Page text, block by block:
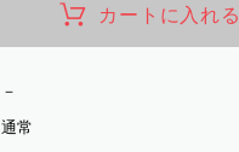
カートに入れる
－
通常